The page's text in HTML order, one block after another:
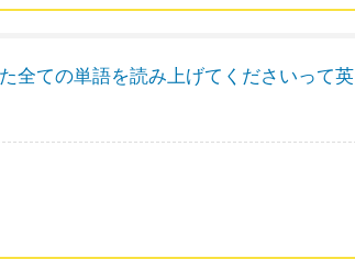
全ての単語を読み上げてくださいって英